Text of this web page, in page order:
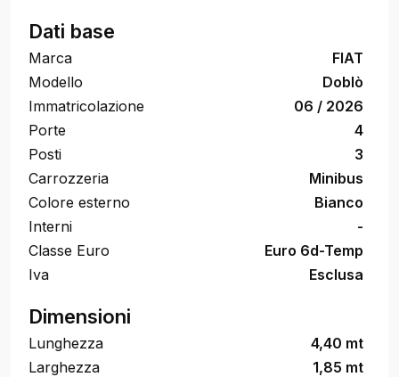
Dati base
Marca
FIAT
Modello
Doblò
Immatricolazione
06 / 2026
Porte
4
Posti
3
Carrozzeria
Minibus
Colore esterno
Bianco
Interni
-
Classe Euro
Euro 6d-Temp
Iva
Esclusa
Dimensioni
Lunghezza
4,40 mt
Larghezza
1,85 mt